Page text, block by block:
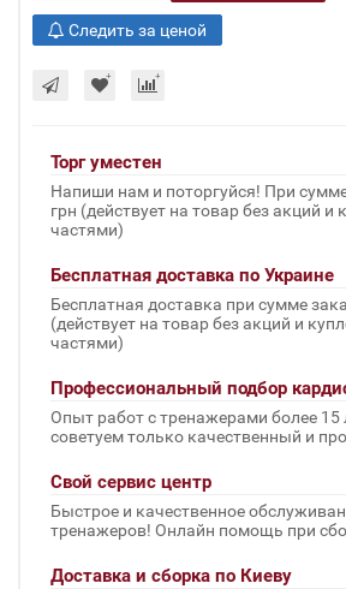
Следить за ценой
Торг уместен
Напиши нам и поторгуйся! При
грн (действует на товар без акций и
частями)
Бесплатная доставка по Украине
Бесплатная доставка при сумме
(действует на товар без акций и
частями)
Профессиональный подбор
Опыт работ с тренажерами более 15
советуем только качественный и
Свой сервис центр
Быстрое и качественное
тренажеров! Онлайн помощь при
Доставка и сборка по Киеву